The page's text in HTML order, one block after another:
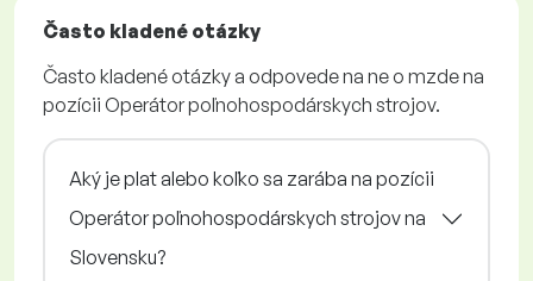
Často kladené otázky
Často kladené otázky a odpovede na ne o mzde na
pozícii Operátor poľnohospodárskych strojov.
Aký je plat alebo koľko sa zarába na pozícii
Operátor poľnohospodárskych strojov na
Slovensku?